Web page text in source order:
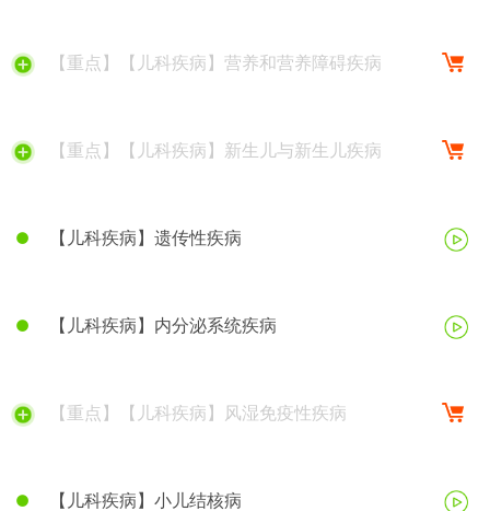
【重点】【儿科疾病】营养和营养障碍疾病
【重点】【儿科疾病】新生儿与新生儿疾病
【儿科疾病】遗传性疾病
【儿科疾病】内分泌系统疾病
【重点】【儿科疾病】风湿免疫性疾病
【儿科疾病】小儿结核病